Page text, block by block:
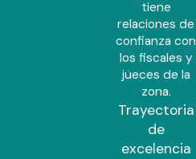
en los
los
que
caso es
tiene
relaciones de
confianza con
los fiscales y
jueces de la
zona.
Trayectoria
de
excelencia